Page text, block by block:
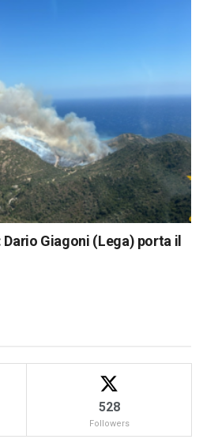
Giagoni (Lega) porta il
528
Followers